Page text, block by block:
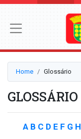
Home Glossário
GLOSSÁRIO
A B C D E F G H